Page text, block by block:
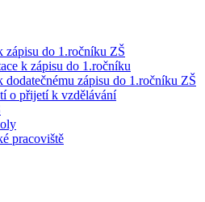
zápisu do 1.ročníku ZŠ
k zápisu do 1.ročníku
dodatečnému zápisu do 1.ročníku ZŠ
o přijetí k vzdělávání
pracoviště